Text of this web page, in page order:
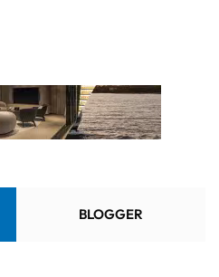
BLOGGER